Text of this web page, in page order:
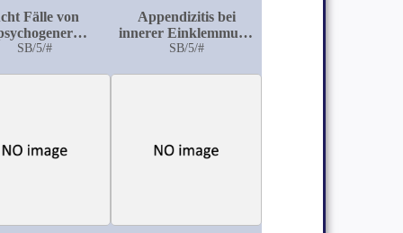
Fälle von
SB/5/#
Appendizitis bei
innerer Einklemmung
des Wurmfortsatzes
SB/5/#